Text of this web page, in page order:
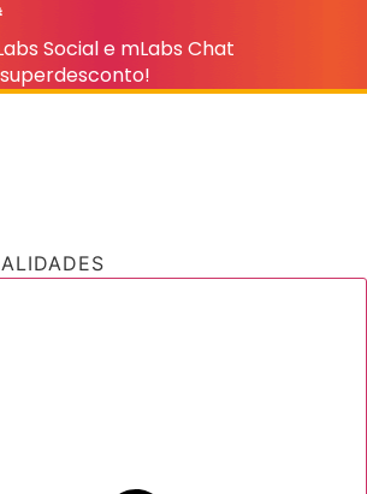
Social e mLabs Chat